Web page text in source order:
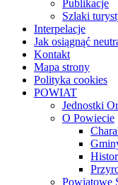
Mapa strony
Polityka cookies
POWIAT
Jednostki
O Powiecie
Powiatowe
e-